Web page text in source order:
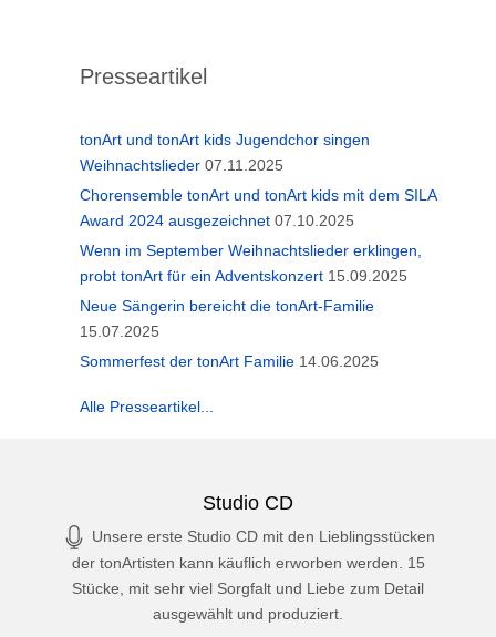
Presseartikel
tonArt und tonArt kids Jugendchor singen
Weihnachtslieder 07.11.2025
Chorensemble tonArt und tonArt kids mit dem SILA
Award 2024 ausgezeichnet 07.10.2025
Wenn im September Weihnachtslieder erklingen,
probt tonArt für ein Adventskonzert 15.09.2025
Neue Sängerin bereicht die tonArt-Familie
15.07.2025
Sommerfest der tonArt Familie 14.06.2025
Alle Presseartikel...
Studio CD
Unsere erste Studio CD mit den Lieblingsstücken
der tonArtisten kann käuflich erworben werden. 15
Stücke, mit sehr viel Sorgfalt und Liebe zum Detail
ausgewählt und produziert.